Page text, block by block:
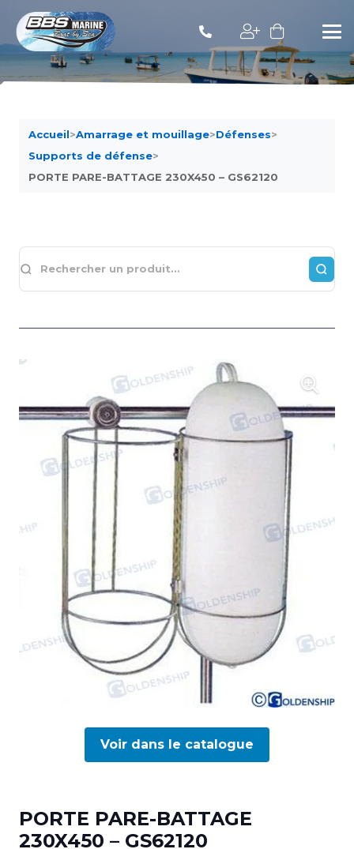
Accueil>Amarrage et mouillage>Défenses>
Supports de défense>
PORTE PARE-BATTAGE 230X450 – GS62120
Voir dans le catalogue
PORTE PARE-BATTAGE
230X450 – GS62120